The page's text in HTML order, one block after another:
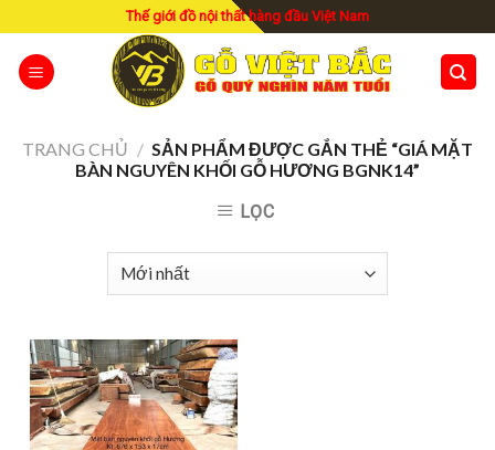
to
content
Thế giới đồ nội thất hàng đầu Việt Nam
TRANG CHỦ / SẢN PHẨM ĐƯỢC GẮN THẺ “GIÁ MẶT
BÀN NGUYÊN KHỐI GỖ HƯƠNG BGNK14”
LỌC